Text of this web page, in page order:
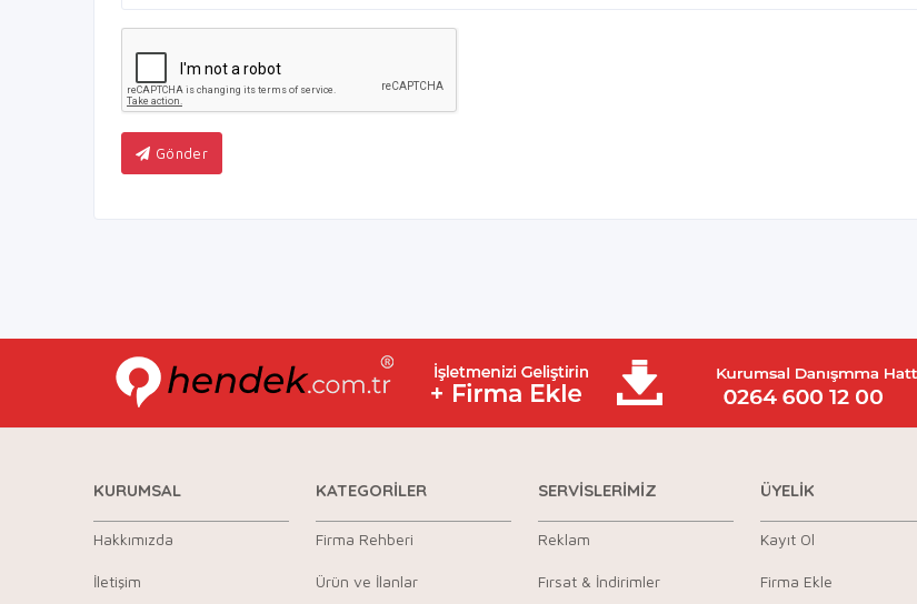
Gönder
KURUMSAL
Hakkımızda
İletişim
KATEGORİLER
Firma Rehberi
Ürün ve İlanlar
SERVİSLERİMİZ
Reklam
Fırsat & İndirimler
ÜYELİK
Kayıt Ol
Firma Ekle